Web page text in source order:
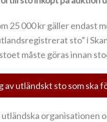
25 000 kr gäller
sto” і
måste göras innan
utländskt sto som ska
utländska